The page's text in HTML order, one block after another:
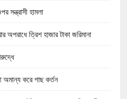
সন্ত্রাসী হামলা
ত্রিশ হাজার টাকা জরিমানা
অমান্য করে গাছ কর্তন